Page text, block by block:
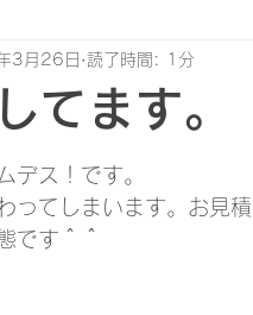
てます。
3月26日 読了時間: 1分
デス！です。
ってしまいます。お見
です＾＾